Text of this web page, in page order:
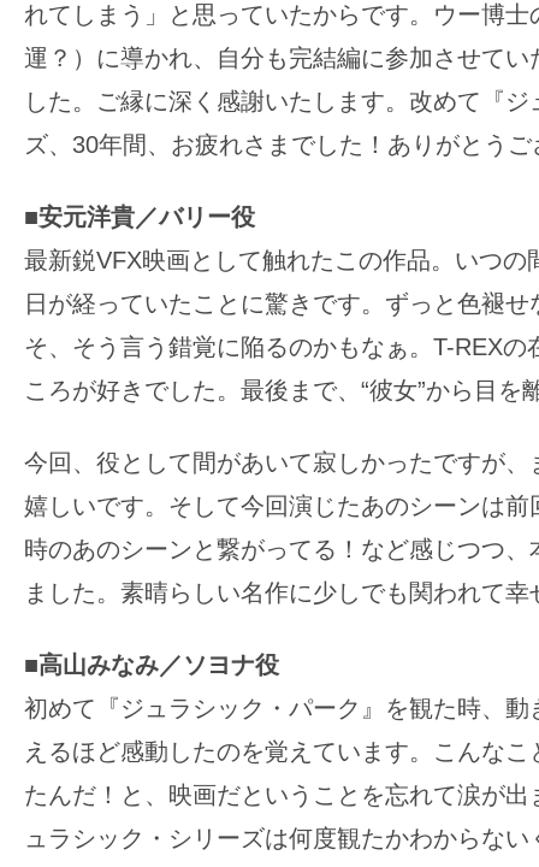
れてしまう」と思っていたからです。ウー博
運？）に導かれ、自分も完結編に参加させてい
した。ご縁に深く感謝いたします。改めて『
ズ、30年間、お疲れさまでした！ありがとう
■安元洋貴／バリー役
最新鋭VFX映画として触れたこの作品。いつの
日が経っていたことに驚きです。ずっと色褪
そ、そう言う錯覚に陥るのかもなぁ。T-REXの
ころが好きでした。最後まで、“彼女”から目を
今回、役として間があいて寂しかったですが、
嬉しいです。そして今回演じたあのシーンは前
時のあのシーンと繋がってる！など感じつつ
ました。素晴らしい名作に少しでも関われて幸
■高山みなみ／ソヨナ役
初めて『ジュラシック・パーク』を観た時、動
えるほど感動したのを覚えています。こんな
たんだ！と、映画だということを忘れて涙が
ュラシック・シリーズは何度観たかわからな